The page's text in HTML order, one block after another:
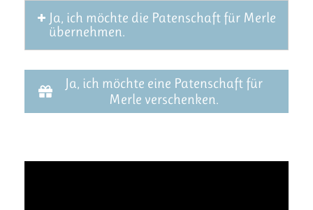
Ja, ich möchte die Patenschaft für Merle
übernehmen.
Ja, ich möchte eine Patenschaft für
Merle verschenken.